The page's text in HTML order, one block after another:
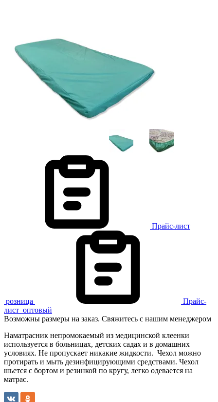
Прайс-лист
розница
Прайс-
лист оптовый
Возможны размеры на заказ. Свяжитесь с нашим менеджером
Наматрасник непромокаемый из медицинской клеенки
используется в больницах, детских садах и в домашних
условиях. Не пропускает никакие жидкости. Чехол можно
протирать и мыть дезинфицирующими средствами. Чехол
шьется с бортом и резинкой по кругу, легко одевается на
матрас.